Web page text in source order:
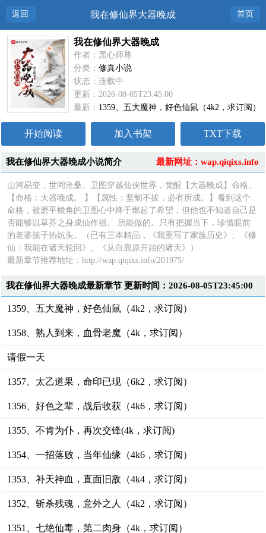
返回 我在修仙界大器晚成 首页
我在修仙界大器晚成
作者：黑心师尊
分类：修真小说
状态：连载中
更新：2026-08-05T23:45:00
最新： 1359、五大魔神，好色仙鼠（4k2，求订阅）
开始阅读 加入书架 TXT下载
最新网址：wap.qiqixs.info
我在修仙界大器晚成小说简介
山河易变，世间沧桑。卫图穿越仙侠世界，觉醒【大器晚成】命格。
【命格：大器晚成。 】【属性：坚韧不拔，必有所成。】看到这个
命格，被磨平棱角的卫图心中终于燃起了希望，但他也不知道自己是
否能够以草芥之身成仙作祖。 所能做的。只有把握当下，珍惜眼前
的老婆孩子热炕头。（已有三本精品，《我重写了家族历史》、《修
仙：我能在诸天轮回》、《从白鹿原开始的诸天》）
最新章节推荐地址：http://wap.qiqixs.info/201975/
我在修仙界大器晚成最新章节 更新时间：2026-08-05T23:45:00
1359、五大魔神，好色仙鼠（4k2，求订阅）
1358、熟人到来，血骨老魔（4k，求订阅）
请假一天
1357、太乙道果，命印已现（6k2，求订阅）
1356、好色之辈，战后收获（4k6，求订阅）
1355、不肯为仆，再次交锋(4k，求订阅)
1354、一招落败，当年仙缘（4k6，求订阅）
1353、补天神血，直面旧敌（4k4，求订阅）
1352、斩杀残魂，意外之人（4k2，求订阅）
1351、七绝仙毒，第二肉身（4k，求订阅）